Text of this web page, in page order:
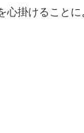
心掛けること